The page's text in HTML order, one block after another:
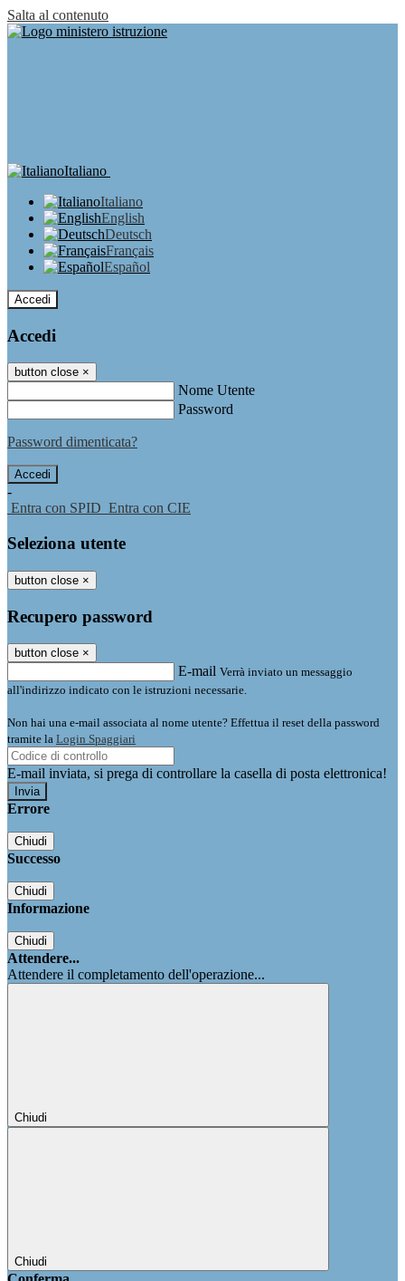
Salta al contenuto
Italiano
Italiano
English
Deutsch
Français
Español
Accedi
Accedi
button close ×
Nome Utente
Password
Password dimenticata?
-
Entra con SPID Entra con CIE
Seleziona utente
button close ×
Recupero password
button close ×
E-mail Verrà inviato un messaggio
all'indirizzo indicato con le istruzioni necessarie.
Non hai una e-mail associata al nome utente? Effettua il reset della password
tramite la Login Spaggiari
E-mail inviata, si prega di controllare la casella di posta elettronica!
Errore
Chiudi
Successo
Chiudi
Informazione
Chiudi
Attendere...
Attendere il completamento dell'operazione...
Chiudi
Chiudi